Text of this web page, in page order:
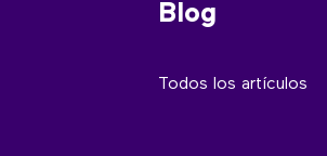
Blog
Todos los artículos